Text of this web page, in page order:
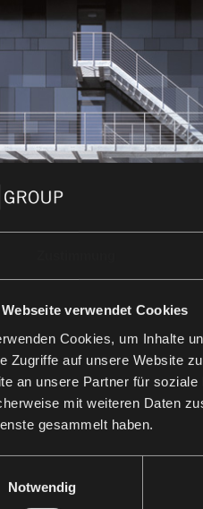
Webseite verwendet Cookies
Cookies, um Inhalte
Zugriffe auf unsere Website
an unsere Partner für
mit weiteren Daten
gesammelt haben.
Notwendig